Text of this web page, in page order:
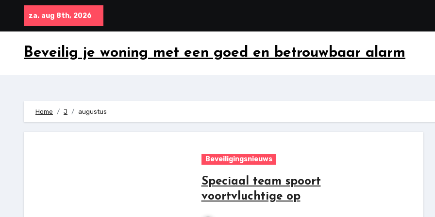
inhoud
za. aug 8th, 2026
Beveilig je woning met een goed en betrouwbaar alarm
Home J augustus
Beveiligingsnieuws
Speciaal team spoort
voortvluchtige op